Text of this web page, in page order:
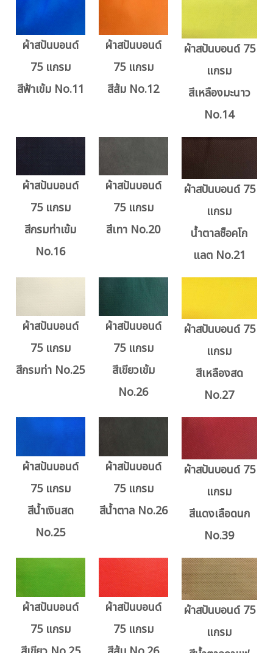
ผ้าสปันบอนด์
75 แกรม
สีฟ้าเข้ม No.11
ผ้าสปันบอนด์
75 แกรม
สีส้ม No.12
ผ้าสปันบอนด์ 75
แกรม
สีเหลืองมะนาว
No.14
ผ้าสปันบอนด์
75 แกรม
สีกรมท่าเข้ม
No.16
ผ้าสปันบอนด์
75 แกรม
สีเทา No.20
ผ้าสปันบอนด์ 75
แกรม
น้ำตาลช็อคโก
แลต No.21
ผ้าสปันบอนด์
75 แกรม
สีกรมท่า No.25
ผ้าสปันบอนด์
75 แกรม
สีเขียวเข้ม
No.26
ผ้าสปันบอนด์ 75
แกรม
สีเหลืองสด
No.27
ผ้าสปันบอนด์
75 แกรม
สีน้ำเงินสด
No.25
ผ้าสปันบอนด์
75 แกรม
สีน้ำตาล No.26
ผ้าสปันบอนด์ 75
แกรม
สีแดงเลือดนก
No.39
ผ้าสปันบอนด์
75 แกรม
ผ้าสปันบอนด์
75 แกรม
ผ้าสปันบอนด์ 75
แกรม